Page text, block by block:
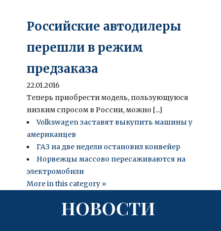
Российские автодилеры
перешли в режим
предзаказа
22.01.2016
Теперь приобрести модель, пользующуюся
низким спросом в России, можно [...]
Volkswagen заставят выкупить машины у
американцев
ГАЗ на две недели остановил конвейер
Норвежцы массово пересаживаются на
электромобили
More in this category »
НОВОСТИ